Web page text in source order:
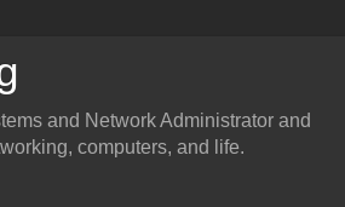
and Network Administrator and
computers, and life.